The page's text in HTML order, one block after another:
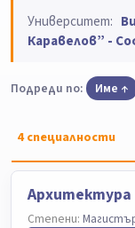
Университет:
Каравелов” -
Подреди по: Име
4специалности
Архитектура
Степени: